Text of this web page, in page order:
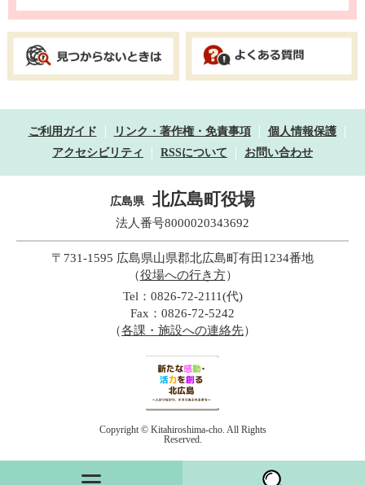
ご利用ガイド リンク・著作権・免責事項
個人情報保護
アクセシビリティ
RSSについて お問い合わせ
広島県 北広島町役場
法人番号8000020343692
〒731-1595 広島県山県郡北広島町有田1234番地
（役場への行き方）
Tel：0826-72-2111(代)
Fax：0826-72-5242
（各課・施設への連絡先）
Copyright © Kitahiroshima-cho. All Rights
Reserved.